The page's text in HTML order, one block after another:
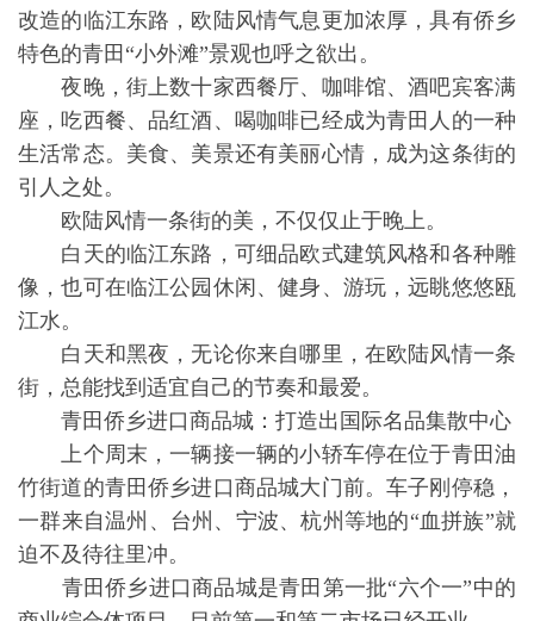
改造的临江东路，欧陆风情气息更加浓厚，具有侨乡
特色的青田“小外滩”景观也呼之欲出。
夜晚，街上数十家西餐厅、咖啡馆、酒吧宾客满
座，吃西餐、品红酒、喝咖啡已经成为青田人的一种
生活常态。美食、美景还有美丽心情，成为这条街的
引人之处。
欧陆风情一条街的美，不仅仅止于晚上。
白天的临江东路，可细品欧式建筑风格和各种雕
像，也可在临江公园休闲、健身、游玩，远眺悠悠瓯
江水。
白天和黑夜，无论你来自哪里，在欧陆风情一条
街，总能找到适宜自己的节奏和最爱。
青田侨乡进口商品城：打造出国际名品集散中心
上个周末，一辆接一辆的小轿车停在位于青田油
竹街道的青田侨乡进口商品城大门前。车子刚停稳，
一群来自温州、台州、宁波、杭州等地的“血拼族”就
迫不及待往里冲。
青田侨乡进口商品城是青田第一批“六个一”中的